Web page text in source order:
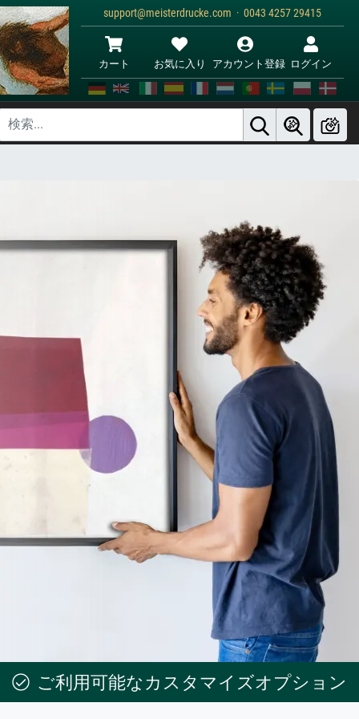
support@meisterdrucke.com · 0043 4257 29415
カート お気に入り アカウント登録 ログイン
ご利用可能なカスタマイズオプション